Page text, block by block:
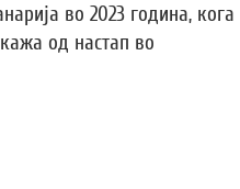
во 2023 година, кога
од настап во